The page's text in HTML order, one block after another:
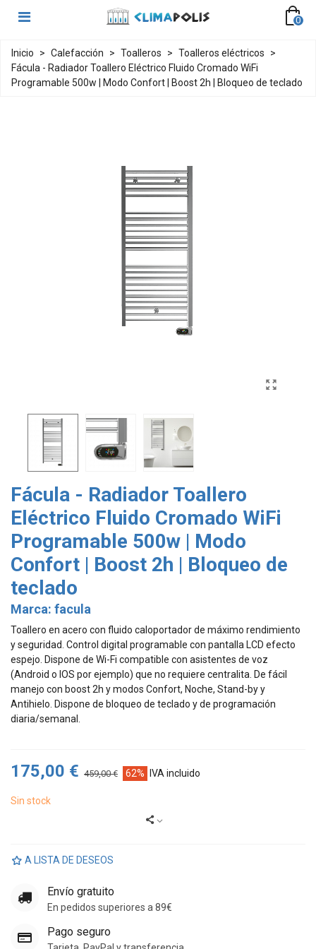
0
Inicio > Calefacción > Toalleros > Toalleros eléctricos
>
Fácula - Radiador Toallero Eléctrico Fluido Cromado WiFi
Programable 500w | Modo Confort | Boost 2h | Bloqueo de teclado
Fácula - Radiador Toallero
Eléctrico Fluido Cromado WiFi
Programable 500w | Modo
Confort | Boost 2h | Bloqueo de
teclado
Marca: facula
Toallero en acero con fluido caloportador de máximo rendimiento
y seguridad. Control digital programable con pantalla LCD efecto
espejo. Dispone de Wi-Fi compatible con asistentes de voz
(Android o IOS por ejemplo) que no requiere centralita. De fácil
manejo con boost 2h y modos Confort, Noche, Stand-by y
Antihielo. Dispone de bloqueo de teclado y de programación
diaria/semanal.
175,00 € 459,00 € 62% IVA incluido
Sin stock
A LISTA DE DESEOS
Envío gratuito
En pedidos superiores a 89€
Pago seguro